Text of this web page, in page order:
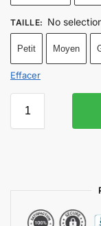
TAILLE: No
Petit Moyen
Effacer